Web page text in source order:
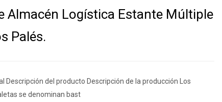
Almacén Logística Estante Múltiple
Palés.
Descripción del producto Descripción de la producción Los
se denominan bast